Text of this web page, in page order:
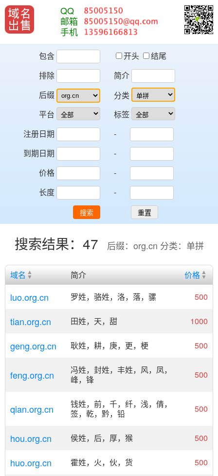
QQ
邮箱
手机
包含 开头
结尾
排除
简介
后缀
平台
分类
标签
注册日期
-
到期日期
-
价格
-
长度
-
搜索 重置
搜索结果：47 后缀：org.cn 分类：单拼
域名 简介 价格
luo.org.cn 罗姓，骆姓，洛，落，骡 500
tian.org.cn 田姓，天，甜 1000
geng.org.cn 耿姓，耕，庚，更，梗 500
feng.org.cn
冯姓，封姓，丰姓，风，凤，
峰，锋
500
qian.org.cn
钱姓，前，千，纤，浅，倩，
签，乾，黔，铅
500
hou.org.cn 侯姓，后，厚，猴 500
huo.org.cn 霍姓，火，伙，货 500